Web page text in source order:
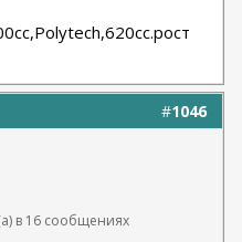
#1046
в 16 сообщениях